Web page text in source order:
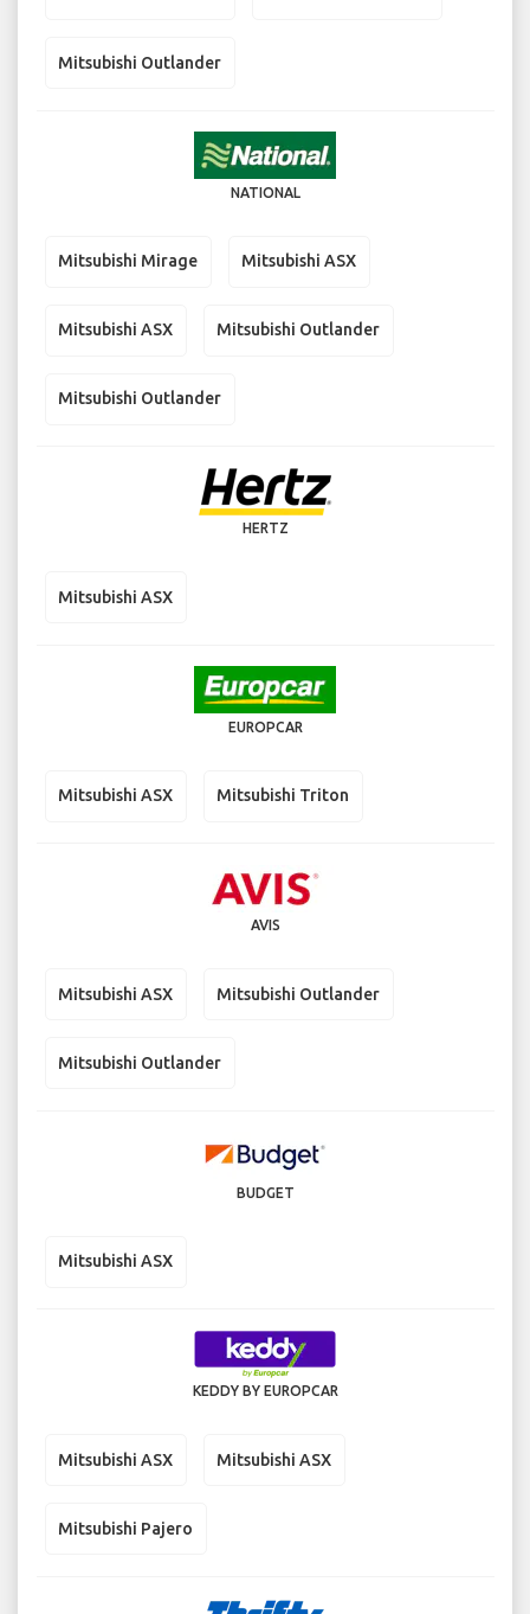
Mitsubishi Outlander
NATIONAL
Mitsubishi Mirage Mitsubishi ASX
Mitsubishi ASX Mitsubishi Outlander
Mitsubishi Outlander
HERTZ
Mitsubishi ASX
EUROPCAR
Mitsubishi ASX Mitsubishi Triton
AVIS
Mitsubishi ASX Mitsubishi Outlander
Mitsubishi Outlander
BUDGET
Mitsubishi ASX
KEDDY BY EUROPCAR
Mitsubishi ASX Mitsubishi ASX
Mitsubishi Pajero